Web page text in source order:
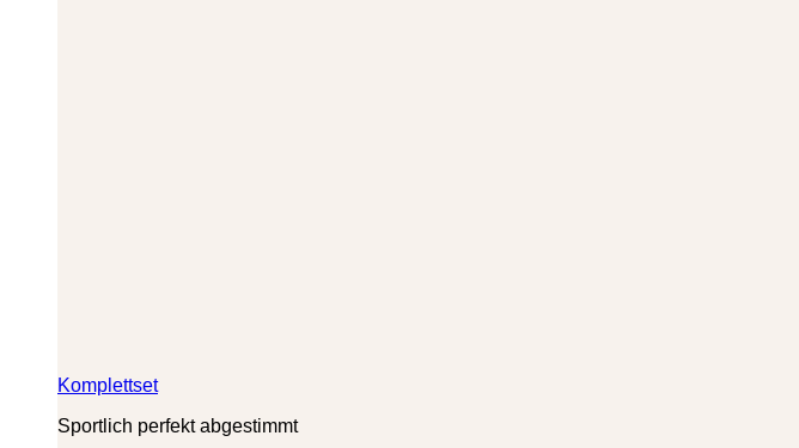
Komplettset
Sportlich perfekt abgestimmt